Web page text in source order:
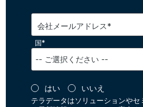
会社メールアドレス*
国*
はい いいえ
テラデータはソリューションやセ